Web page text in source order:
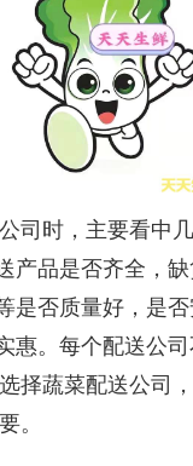
司时，主要看中
产品是否齐全，
是否质量好，是否
惠。每个配送公
择蔬菜配送公司
。